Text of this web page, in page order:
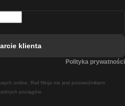
- Lizbona
online. Rail Ninja nie jest przewoźnikiem
pociągów.
klienta
Polityka prywatności